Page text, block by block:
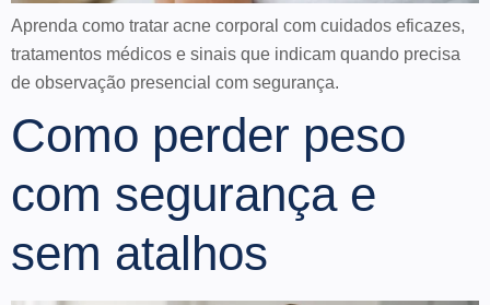
Aprenda como tratar acne corporal com cuidados eficazes,
tratamentos médicos e sinais que indicam quando precisa
de observação presencial com segurança.
Como perder peso
com segurança e
sem atalhos